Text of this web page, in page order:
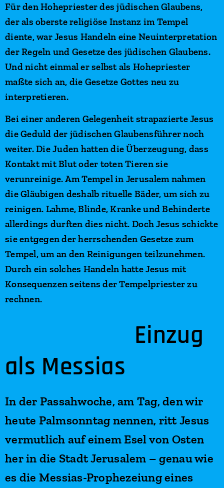
Für den Hohepriester des jüdischen Glaubens,
der als oberste religiöse Instanz im Tempel
diente, war Jesus Handeln eine Neuinterpretation
der Regeln und Gesetze des jüdischen Glaubens.
Und nicht einmal er selbst als Hohepriester
maßte sich an, die Gesetze Gottes neu zu
interpretieren.
Bei einer anderen Gelegenheit strapazierte Jesus
die Geduld der jüdischen Glaubensführer noch
weiter. Die Juden hatten die Überzeugung, dass
Kontakt mit Blut oder toten Tieren sie
verunreinige. Am Tempel in Jerusalem nahmen
die Gläubigen deshalb rituelle Bäder, um sich zu
reinigen. Lahme, Blinde, Kranke und Behinderte
allerdings durften dies nicht. Doch Jesus schickte
sie entgegen der herrschenden Gesetze zum
Tempel, um an den Reinigungen teilzunehmen.
Durch ein solches Handeln hatte Jesus mit
Konsequenzen seitens der Tempelpriester zu
rechnen.
Einzug
als Messias
In der Passahwoche, am Tag, den wir
heute Palmsonntag nennen, ritt Jesus
vermutlich auf einem Esel von Osten
her in die Stadt Jerusalem – genau wie
es die Messias-Prophezeiung eines